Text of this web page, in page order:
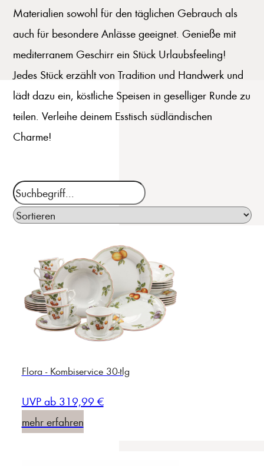
Materialien sowohl für den täglichen Gebrauch als
auch für besondere Anlässe geeignet. Genieße mit
mediterranem Geschirr ein Stück Urlaubsfeeling!
Jedes Stück erzählt von Tradition und Handwerk und
lädt dazu ein, köstliche Speisen in geselliger Runde zu
teilen. Verleihe deinem Esstisch südländischen
Charme!
Flora - Kombiservice 30-tlg
UVP ab 319,99 €
mehr erfahren